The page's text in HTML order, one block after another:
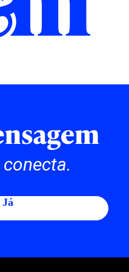
Já